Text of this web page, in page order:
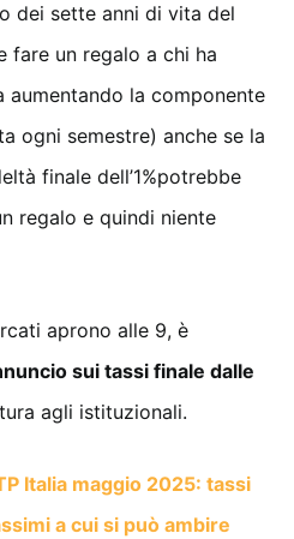
dei sette anni di vita del
fare un regalo a chi ha
aumentando la componente
ogni semestre) anche se la
finale dell’1%potrebbe
regalo e quindi niente
aprono alle 9, è
sui tassi finale dalle
agli istituzionali.
Italia maggio 2025: tassi
a cui si può ambire